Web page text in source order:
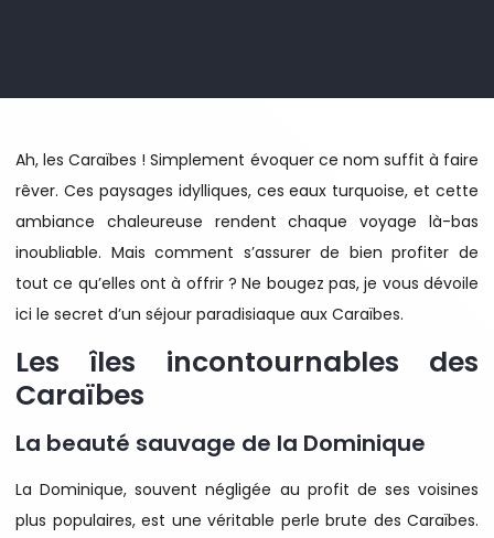
Ah, les Caraïbes ! Simplement évoquer ce nom suffit à faire
rêver. Ces paysages idylliques, ces eaux turquoise, et cette
ambiance chaleureuse rendent chaque voyage là-bas
inoubliable. Mais comment s’assurer de bien profiter de
tout ce qu’elles ont à offrir ? Ne bougez pas, je vous dévoile
ici le secret d’un séjour paradisiaque aux Caraïbes.
Les îles incontournables des
Caraïbes
La beauté sauvage de la Dominique
La Dominique, souvent négligée au profit de ses voisines
plus populaires, est une véritable perle brute des Caraïbes.